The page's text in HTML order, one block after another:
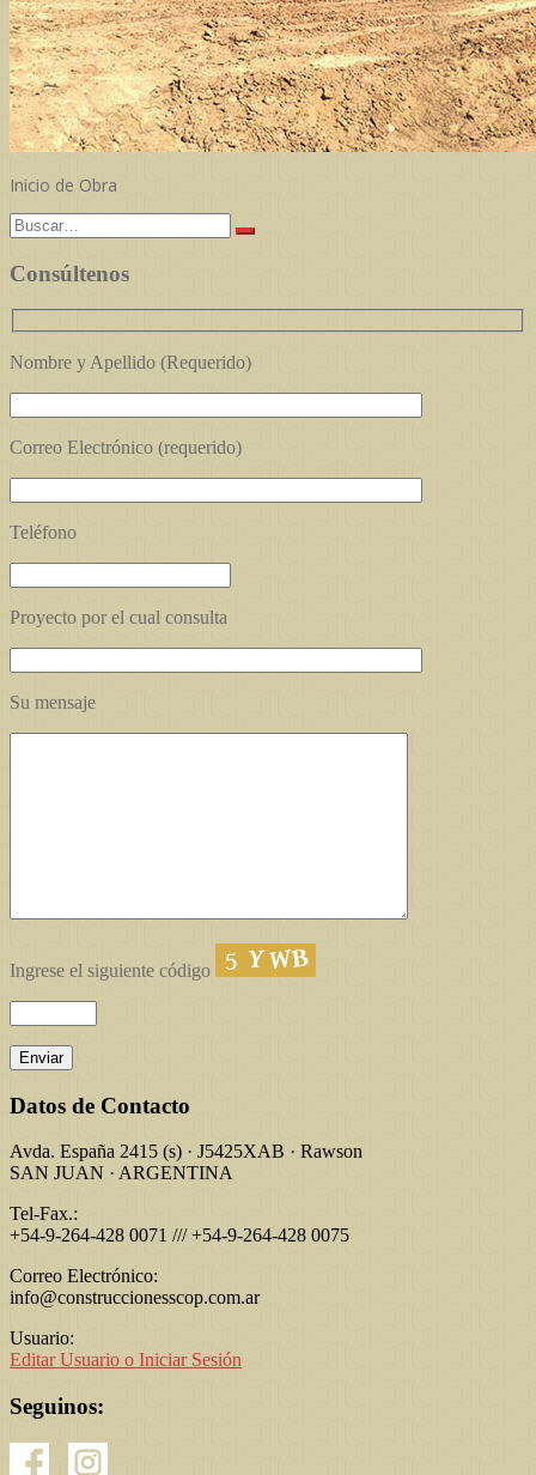
Inicio de Obra
Buscar:
Consúltenos
Nombre y Apellido (Requerido)
Correo Electrónico (requerido)
Teléfono
Proyecto por el cual consulta
Su mensaje
Ingrese el siguiente código
Datos de Contacto
Avda. España 2415 (s) · J5425XAB · Rawson
SAN JUAN · ARGENTINA
Tel-Fax.:
+54-9-264-428 0071 /// +54-9-264-428 0075
Correo Electrónico:
info@construccionesscop.com.ar
Usuario:
Editar Usuario o Iniciar Sesión
Seguinos: